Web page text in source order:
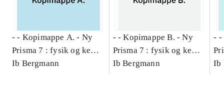
- - Kopimappe A. - Ny
Prisma 7 : fysik og kemi.
- - Kopimappe A.
Ib Bergmann
- - Kopimappe B. -Ny
Prisma 7 : fysik og kemi.
- - Kopimappe B.
Ib Bergmann
- -
- -
Ib